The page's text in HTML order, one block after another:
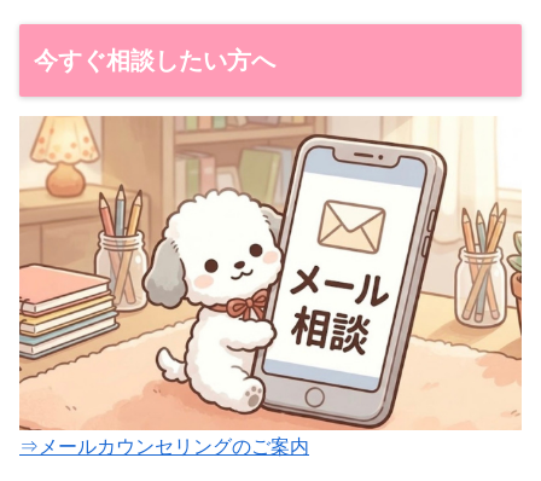
今すぐ相談したい方へ
⇒メールカウンセリングのご案内